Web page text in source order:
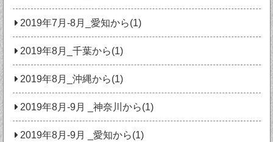
2019年7月-8月_愛知から(1)
2019年8月_千葉から(1)
2019年8月_沖縄から(1)
2019年8月-9月 _神奈川から(1)
2019年8月-9月 _愛知から(1)